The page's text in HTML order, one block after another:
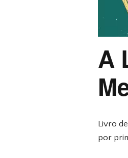
A
Livro
por